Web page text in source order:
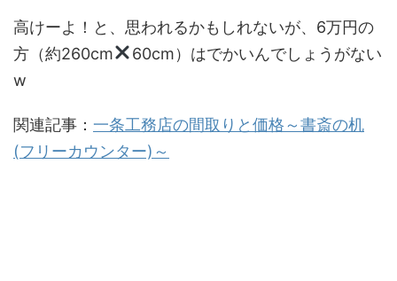
高けーよ！と、思われるかもしれないが、6万円の
方（約260cm
60cm）はでかいんでしょうがない
w
関連記事： 一条工務店の間取りと価格～書斎の机
(フリーカウンター)～